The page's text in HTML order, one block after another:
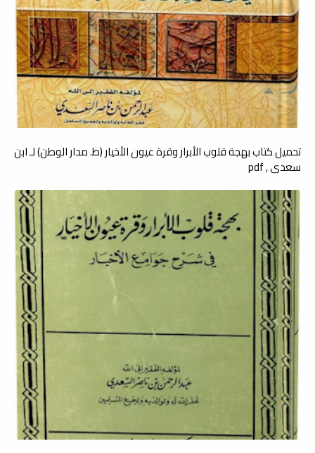
تحميل كتاب بهجة قلوب الأبرار وقرة عيون الأخيار (ط. مدار الوطن) لـ ابن
سعدي , pdf